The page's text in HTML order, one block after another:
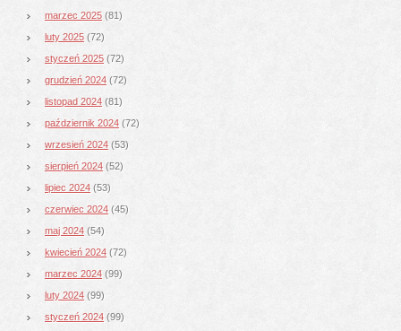
marzec 2025 (81)
luty 2025 (72)
styczeń 2025 (72)
grudzień 2024 (72)
listopad 2024 (81)
październik 2024 (72)
wrzesień 2024 (53)
sierpień 2024 (52)
lipiec 2024 (53)
czerwiec 2024 (45)
maj 2024 (54)
kwiecień 2024 (72)
marzec 2024 (99)
luty 2024 (99)
styczeń 2024 (99)